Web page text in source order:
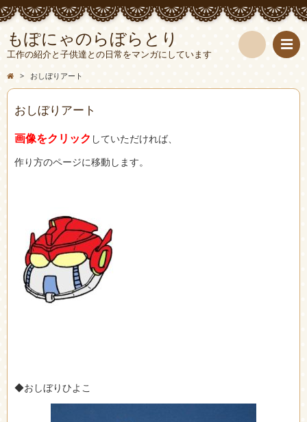
もぽにゃのらぼらとり
工作の紹介と子供達との日常をマンガにしています
> おしぼりアート
おしぼりアート
画像をクリック していただければ、
作り方のページに移動します。
◆おしぼりひよこ